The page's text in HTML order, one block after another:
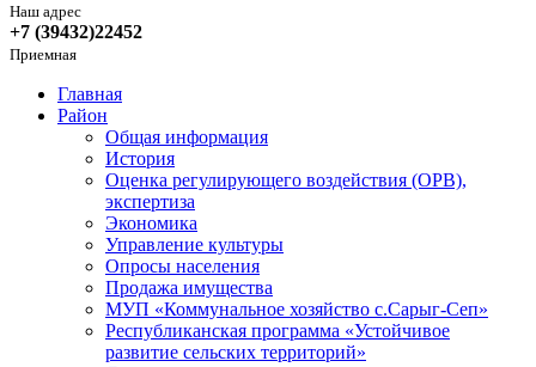
Наш адрес
+7 (39432)22452
Приемная
Главная
Район
Общая информация
История
Оценка регулирующего воздействия (ОРВ),
экспертиза
Экономика
Управление культуры
Опросы населения
Продажа имущества
МУП «Коммунальное хозяйство с.Сарыг-Сеп»
Республиканская программа «Устойчивое
развитие сельских территорий»